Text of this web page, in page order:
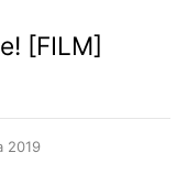
[FILM]
2019